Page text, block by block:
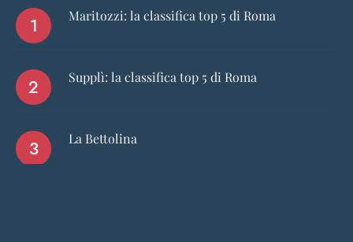
Maritozzi: la classifica top 5 di Roma
Supplì: la classifica top 5 di Roma
La Bettolina